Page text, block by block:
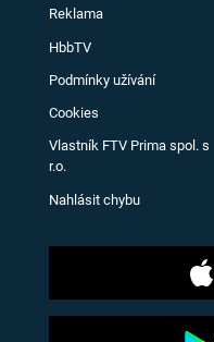
Reklama
HbbTV
Podmínky užívání
Cookies
Vlastník FTV Prima spol. s
r.o.
Nahlásit chybu